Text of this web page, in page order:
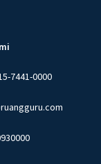
7441-0000